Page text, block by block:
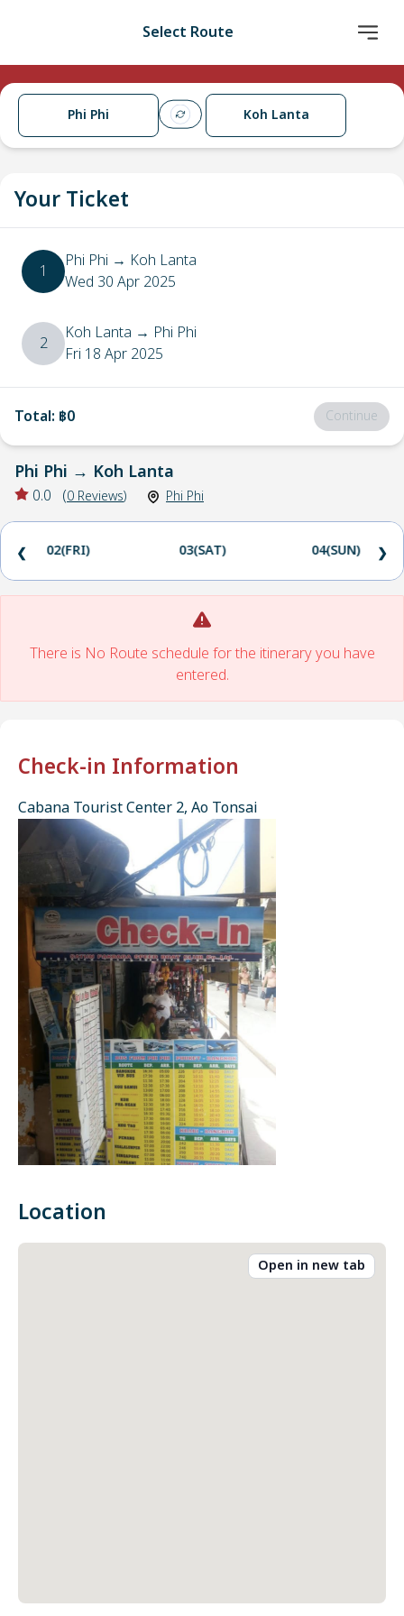
Select Route
Phi Phi Koh Lanta
Your Ticket
1 Phi Phi → Koh Lanta
Wed 30 Apr 2025
2 Koh Lanta → Phi Phi
Fri 18 Apr 2025
Total: ฿0 Continue
Phi Phi → Koh Lanta
0.0 (0 Reviews) Phi Phi
02(FRI) 03(SAT) 04(SUN)
❮ ❯
There is No Route schedule for the itinerary you have
entered.
Check-in Information
Cabana Tourist Center 2, Ao Tonsai
Location
Open in new tab